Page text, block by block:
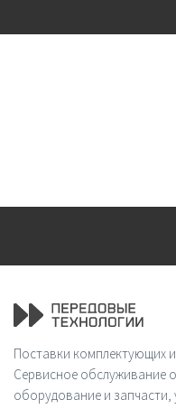
Поставки комплектующих
Сервисное обслуживание
оборудование и запчасти,